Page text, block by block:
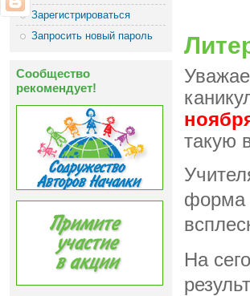
Зарегистрироваться
Запросить новый пароль
Сообщество
рекомендует!
такую
форма
На